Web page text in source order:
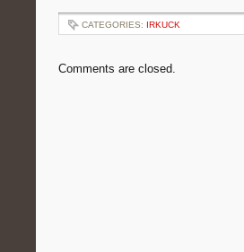
CATEGORIES: IRKUCK
Comments are closed.